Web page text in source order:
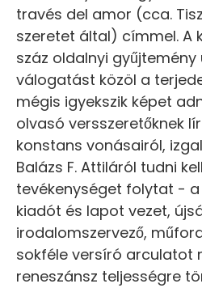
través del amor (cca.
szeretet által) címmel. A
száz oldalnyi
válogatást közöl a
mégis igyekszik képet
olvasó versszeretőknek
konstans vonásairól,
Balázs F. Attiláról tudni
tevékenységet folytat -
kiadót és lapot vezet,
irodalomszervező,
sokféle versíró arculatot
reneszánsz teljességre